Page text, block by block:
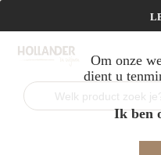
Vanaf €95 gratis
fris &
Om onze
dient u
Ik ben